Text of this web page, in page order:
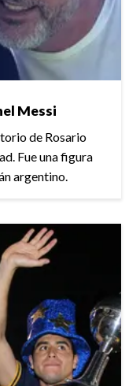
Messi
de Rosario
Fue una figura
argentino.